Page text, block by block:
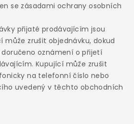
se zásadami ochrany osobních
přijaté prodávajícím jsou
může zrušit objednávku, dokud
oznámení o přijetí
Kupující může zrušit
na telefonní číslo nebo
uvedený v těchto obchodních